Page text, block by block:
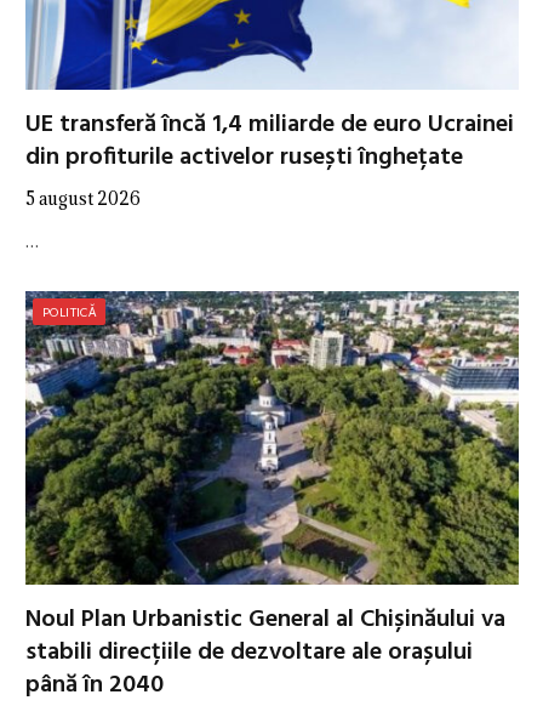
UE transferă încă 1,4 miliarde de euro Ucrainei
din profiturile activelor rusești înghețate
5 august 2026
…
POLITICĂ
Noul Plan Urbanistic General al Chișinăului va
stabili direcțiile de dezvoltare ale orașului
până în 2040